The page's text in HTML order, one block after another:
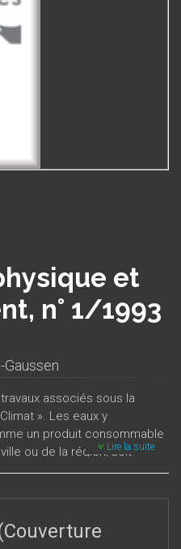
et
n° 1/1993
associés sous la
». Les eaux y
un produit consommable
ou de la région, soit
croissant d’érosion des
en milieu tempéré
Lire la suite